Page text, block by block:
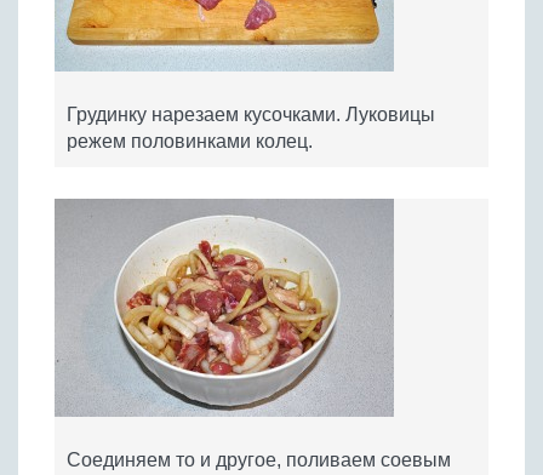
Грудинку нарезаем кусочками. Луковицы
режем половинками колец.
Соединяем то и другое, поливаем соевым